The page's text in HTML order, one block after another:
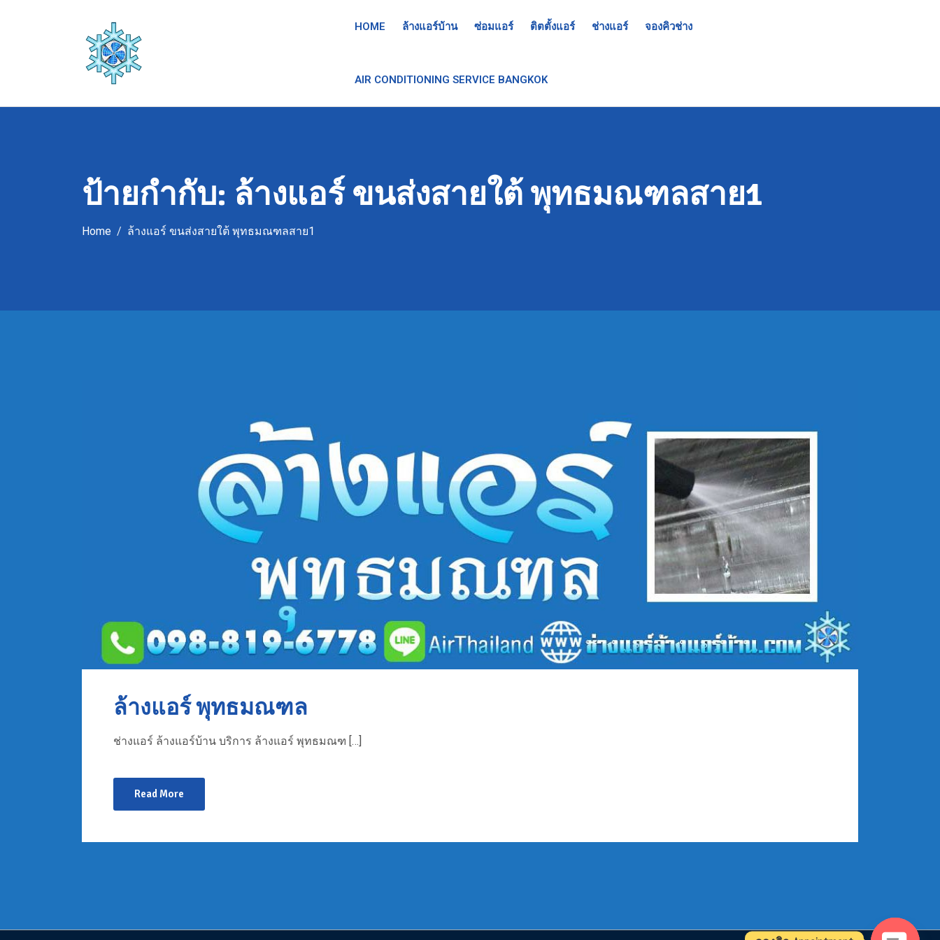
HOME ล้างแอร์บ้าน ซ่อมแอร์ ติตตั้งแอร์ ช่างแอร์ จองคิวช่าง
AIR CONDITIONING SERVICE BANGKOK
ป้ายกำกับ: ล้างแอร์ ขนส่งสายใต้ พุทธมณฑลสาย1
Home ล้างแอร์ ขนส่งสายใต้ พุทธมณฑลสาย1
ล้างแอร์ พุทธมณฑล
ช่างแอร์ ล้างแอร์บ้าน บริการ ล้างแอร์ พุทธมณฑ […]
Read More